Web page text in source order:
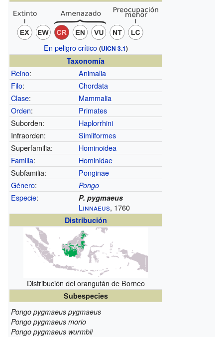
En peligro crítico (UICN 3.1)
Taxonomía
Reino:
Animalia
Filo:
Chordata
Clase:
Mammalia
Orden:
Primates
Suborden:
Haplorrhini
Infraorden:
Simiiformes
Superfamilia:
Hominoidea
Familia:
Hominidae
Subfamilia:
Ponginae
Género: Pongo
Especie: P. pygmaeus
Linnaeus, 1760
Distribución
Distribución del orangután de Borneo
Subespecies
Pongo pygmaeus pygmaeus
Pongo pygmaeus morio
Pongo pygmaeus wurmbii